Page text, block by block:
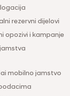
rezervni dijelovi
opozivi i kampanje
mobilno jamstvo